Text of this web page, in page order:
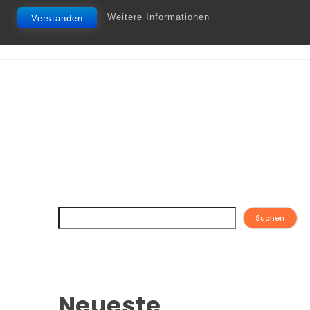
Verstanden Weitere Informationen
Suchen